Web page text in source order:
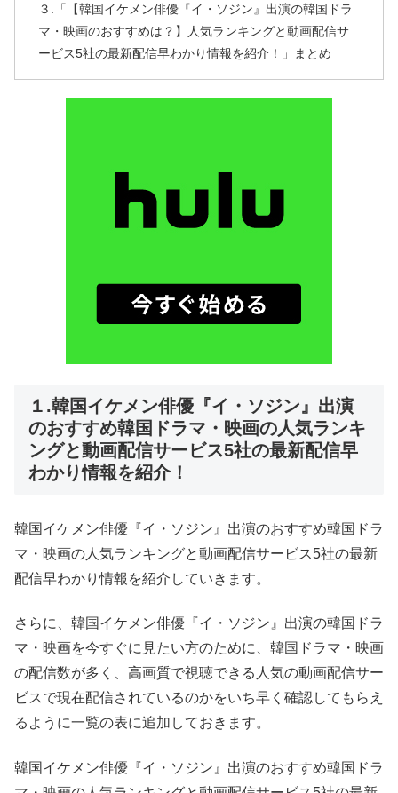
３.「【韓国イケメン俳優『イ・ソジン』出演の韓国ドラ
マ・映画のおすすめは？】人気ランキングと動画配信サ
ービス5社の最新配信早わかり情報を紹介！」まとめ
１.韓国イケメン俳優『イ・ソジン』出演
のおすすめ韓国ドラマ・映画の人気ランキ
ングと動画配信サービス5社の最新配信早
わかり情報を紹介！
韓国イケメン俳優『イ・ソジン』出演のおすすめ韓国ドラ
マ・映画の人気ランキングと動画配信サービス5社の最新
配信早わかり情報を紹介していきます。
さらに、韓国イケメン俳優『イ・ソジン』出演の韓国ドラ
マ・映画を今すぐに見たい方のために、韓国ドラマ・映画
の配信数が多く、高画質で視聴できる人気の動画配信サー
ビスで現在配信されているのかをいち早く確認してもらえ
るように一覧の表に追加しておきます。
韓国イケメン俳優『イ・ソジン』出演のおすすめ韓国ドラ